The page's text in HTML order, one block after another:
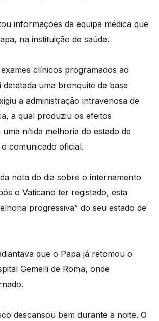
informações da equipa médica que
na instituição de saúde.
clínicos programados ao
uma bronquite de base
a administração intravenosa de
a qual produziu os efeitos
nítida melhoria do estado de
comunicado oficial.
nota do dia sobre o internamento
o Vaticano ter registado, esta
progressiva” do seu estado de
que o Papa já retomou o
Gemelli de Roma, onde
descansou bem durante a noite. O